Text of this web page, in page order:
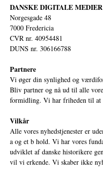
DANSKE DIGITALE
Norgesgade 48
7000 Fredericia
CVR nr. 40954481
DUNS nr. 306166788
Partnere
Vi øger din synlighed og
Bliv partner og nå ud til alle
formidling. Vi har friheden til at
Vilkår
Alle vores nyhedstjenester er
a og et b hold. Vi har vores
udviklet af danske historikere
vil vi erkende. Vi skaber ikke